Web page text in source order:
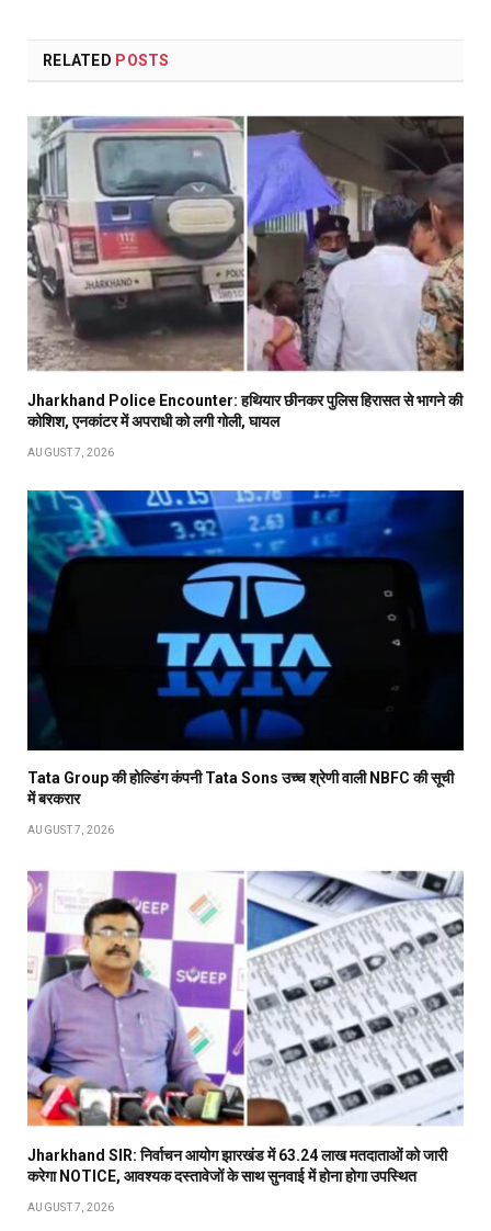
RELATED POSTS
Jharkhand Police Encounter: हथियार छीनकर पुलिस हिरासत से भागने की
कोशिश, एनकांटर में अपराधी को लगी गोली, घायल
AUGUST 7, 2026
Tata Group की होल्डिंग कंपनी Tata Sons उच्च श्रेणी वाली NBFC की सूची
में बरकरार
AUGUST 7, 2026
Jharkhand SIR: निर्वाचन आयोग झारखंड में 63.24 लाख मतदाताओं को जारी
करेगा NOTICE, आवश्यक दस्तावेजों के साथ सुनवाई में होना होगा उपस्थित
AUGUST 7, 2026